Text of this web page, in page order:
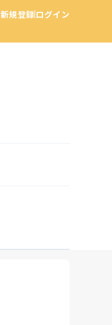
新規登録ログイン